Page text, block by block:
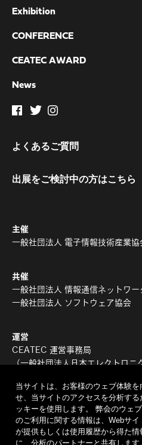
当サイトは、お客様のウェブ体験を
せ、当サイトのアクセスを分析する
ッキーを使用します。 弊会のウェ
のご利用に関する情報は、Webサイ
が提供もしくは使用履歴から得た情
に、分析のパートナーと共有します
Exhibition
CONFERENCE
CEATEC AWARD
News
よくあるご質問
出展をご検討中の方はこちら
主催
一般社団法人 電子情報技術産業協
共催
一般社団法人 情報通信ネットワー
一般社団法人 ソフトウェア協会
運営
CEATEC 運営事務局
（一般社団法人日本エレクトロニ